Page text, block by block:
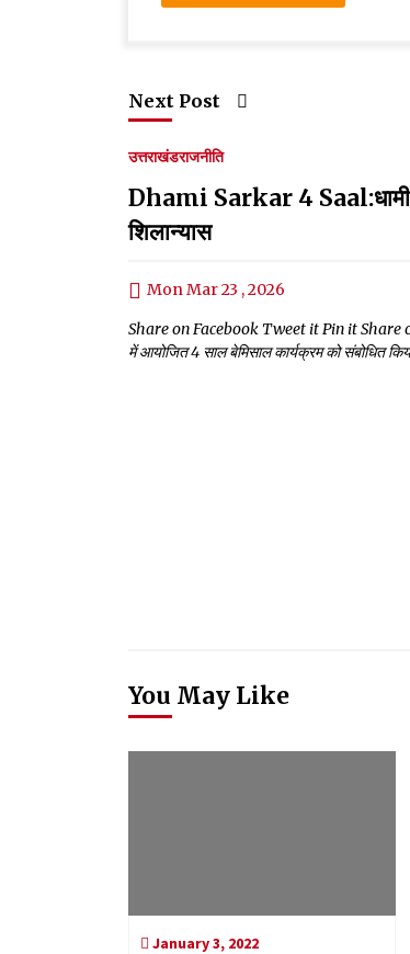
Next Post
उत्तराखंडराजनीति
Dhami Sarkar 4 Saal:धामी
शिलान्यास
Mon Mar 23 , 2026
Share on Facebook Tweet it Pin it Share on
में आयोजित 4 साल बेमिसाल कार्यक्रम को संबोधित
You May Like
January 3, 2022